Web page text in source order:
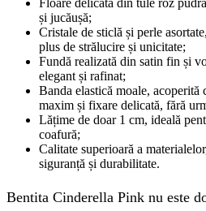
și jucăușă;
Cristale de sticlă și perle
plus de strălucire și unicitate;
Fundă realizată din satin fin și
elegant și rafinat;
Banda elastică moale,
maxim și fixare delicată, fără
Lățime de doar 1 cm, ideală
coafură;
Calitate superioară a
siguranță și durabilitate.
Bentita Cinderella Pink nu este